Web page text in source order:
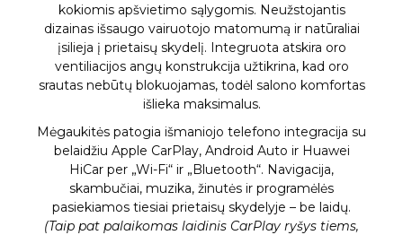
kokiomis apšvietimo sąlygomis. Neužstojantis
dizainas išsaugo vairuotojo matomumą ir natūraliai
įsilieja į prietaisų skydelį. Integruota atskira oro
ventiliacijos angų konstrukcija užtikrina, kad oro
srautas nebūtų blokuojamas, todėl salono komfortas
išlieka maksimalus.
Mėgaukitės patogia išmaniojo telefono integracija su
belaidžiu Apple CarPlay, Android Auto ir Huawei
HiCar per „Wi-Fi“ ir „Bluetooth“. Navigacija,
skambučiai, muzika, žinutės ir programėlės
pasiekiamos tiesiai prietaisų skydelyje – be laidų.
(Taip pat palaikomas laidinis CarPlay ryšys tiems,